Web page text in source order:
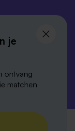
je
ontvang
matchen